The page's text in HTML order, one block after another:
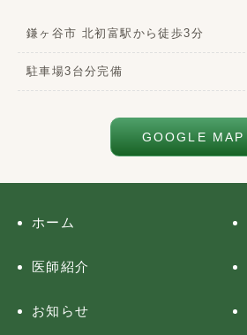
鎌ヶ谷市 北初富駅から徒歩3分
駐車場3台分完備
GOOGLE MAP
ホーム
医師紹介
お知らせ